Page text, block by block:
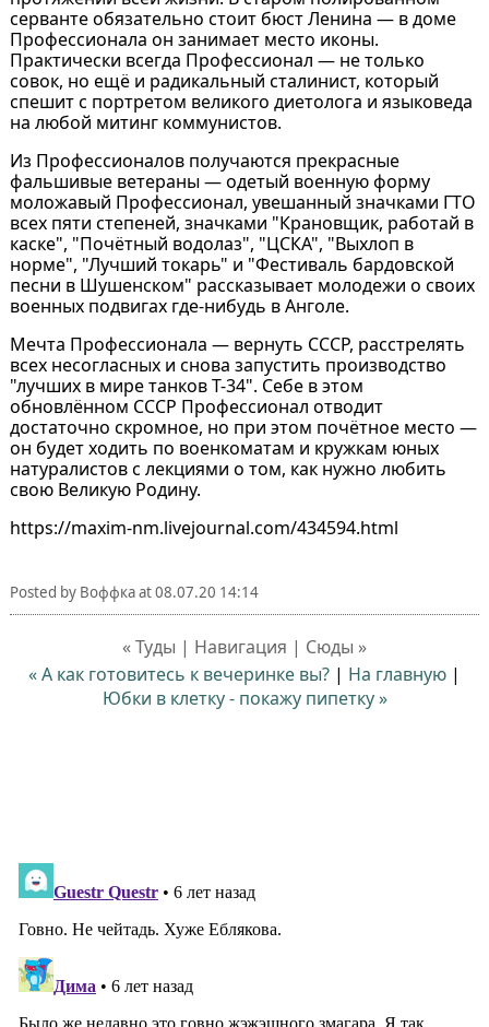
серванте обязательно стоит бюст Ленина — в доме
Профессионала он занимает место иконы.
Практически всегда Профессионал — не только
совок, но ещё и радикальный сталинист, который
спешит с портретом великого диетолога и языковеда
на любой митинг коммунистов.
Из Профессионалов получаются прекрасные
фальшивые ветераны — одетый военную форму
моложавый Профессионал, увешанный значками ГТО
всех пяти степеней, значками "Крановщик, работай в
каске", "Почётный водолаз", "ЦСКА", "Выхлоп в
норме", "Лучший токарь" и "Фестиваль бардовской
песни в Шушенском" рассказывает молодежи о своих
военных подвигах где-нибудь в Анголе.
Мечта Профессионала — вернуть СССР, расстрелять
всех несогласных и снова запустить производство
"лучших в мире танков Т-34". Себе в этом
обновлённом СССР Профессионал отводит
достаточно скромное, но при этом почётное место —
он будет ходить по военкоматам и кружкам юных
натуралистов с лекциями о том, как нужно любить
свою Великую Родину.
https://maxim-nm.livejournal.com/434594.html
Posted by Воффкаat08.07.20 14:14
« Туды | Навигация | Сюды »
« А как готовитесь к вечеринке вы? | На главную |
Юбки в клетку - покажу пипетку »